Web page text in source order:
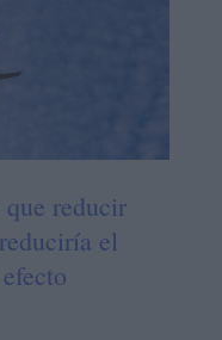
reducir
el